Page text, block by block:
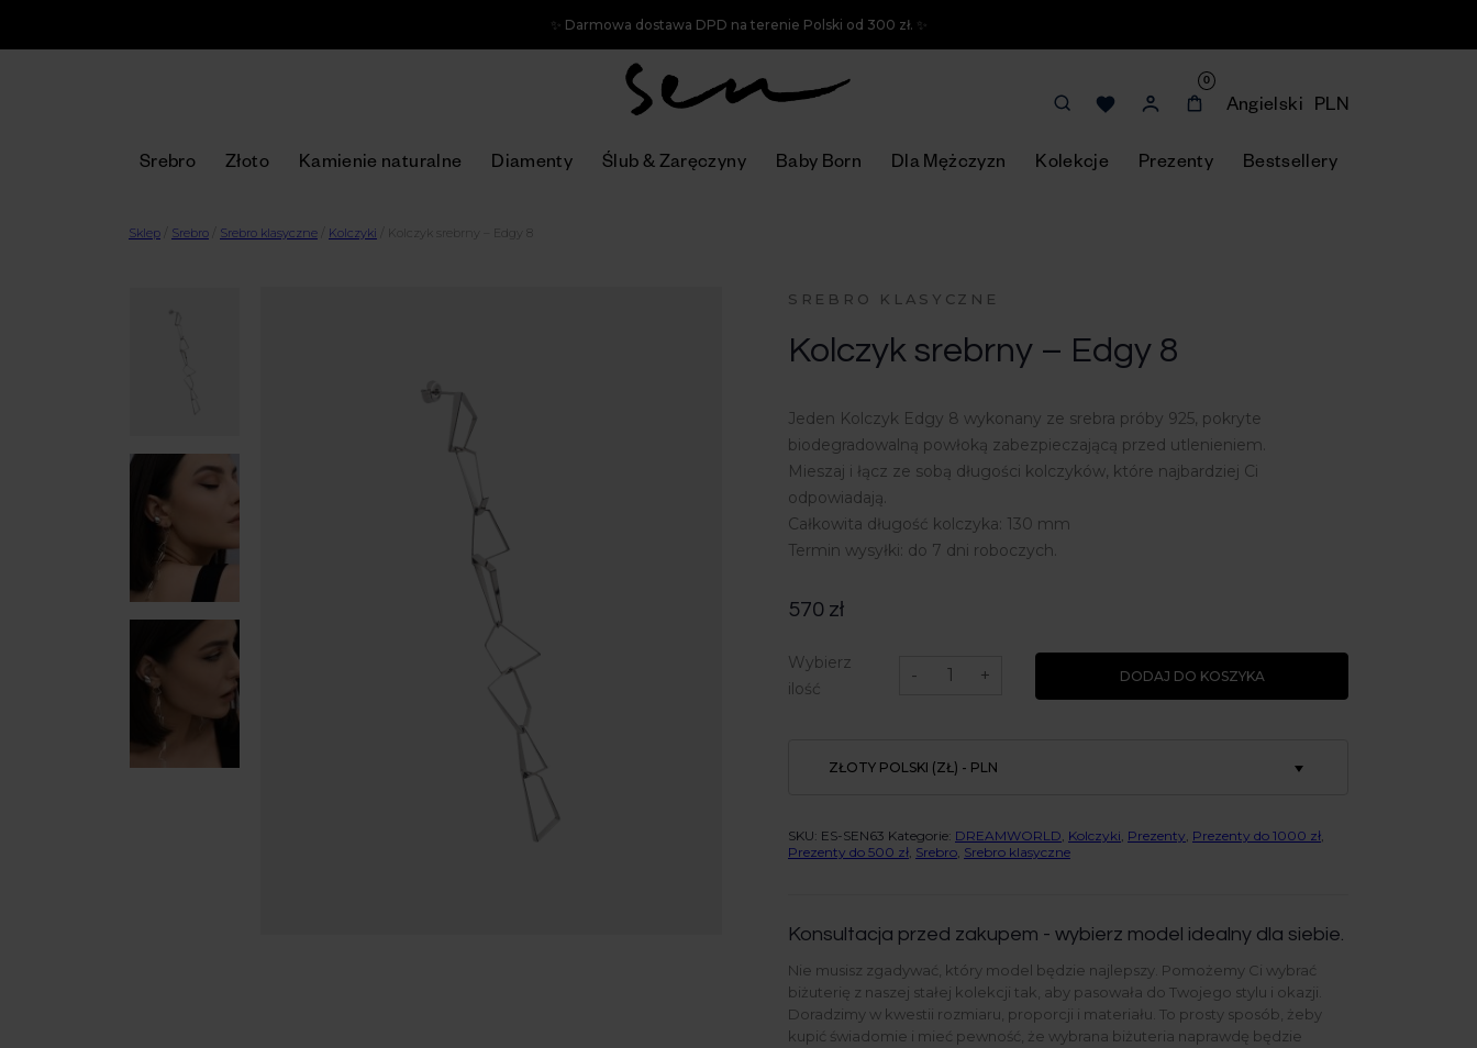
✨ Darmowa dostawa DPD na terenie Polski od 300 zł. ✨
0
Angielski PLN
Srebro Złoto Kamienie naturalne Diamenty Ślub & Zaręczyny Baby Born Dla Mężczyzn Kolekcje Prezenty Bestsellery
Sklep Srebro Srebro klasyczne Kolczyki Kolczyk srebrny – Edgy 8
SREBRO KLASYCZNE
Kolczyk srebrny – Edgy 8
Jeden Kolczyk Edgy 8 wykonany ze srebra próby 925, pokryte
biodegradowalną powłoką zabezpieczającą przed utlenieniem.
Mieszaj i łącz ze sobą długości kolczyków, które najbardziej Ci
odpowiadają.
Całkowita długość kolczyka: 130 mm
Termin wysyłki: do 7 dni roboczych.
570 zł
Wybierz
ilość
- + DODAJ DO KOSZYKA
ZŁOTY POLSKI (ZŁ) - PLN
SKU: ES-SEN63 Kategorie: DREAMWORLD, Kolczyki, Prezenty, Prezenty do 1000 zł,
Prezenty do 500 zł, Srebro, Srebro klasyczne
Konsultacja przed zakupem - wybierz model idealny dla siebie.
Nie musisz zgadywać, który model będzie najlepszy. Pomożemy Ci wybrać
biżuterię z naszej stałej kolekcji tak, aby pasowała do Twojego stylu i okazji.
Doradzimy w kwestii rozmiaru, proporcji i materiału. To prosty sposób, żeby
kupić świadomie i mieć pewność, że wybrana biżuteria naprawdę będzie